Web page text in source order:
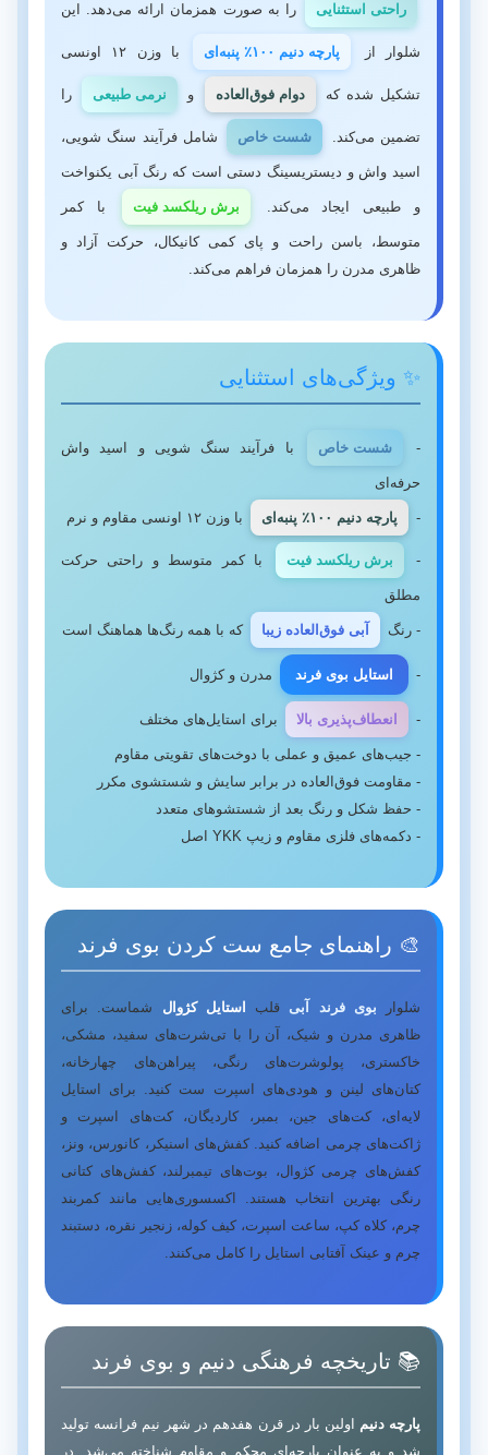
راحتی استثنایی را به صورت همزمان ارائه می‌دهد. این
شلوار از پارچه دنیم ۱۰۰٪ پنبه‌ای با وزن ۱۲ اونسی
تشکیل شده که دوام فوق‌العاده و نرمی طبیعی را
تضمین می‌کند. شست خاص شامل فرآیند سنگ شویی،
اسید واش و دیستریسینگ دستی است که رنگ آبی یکنواخت
و طبیعی ایجاد می‌کند. برش ریلکسد فیت با کمر
متوسط، باسن راحت و پای کمی کانیکال، حرکت آزاد و
ظاهری مدرن را همزمان فراهم می‌کند.
✨ ویژگی‌های استثنایی
- شست خاص با فرآیند سنگ شویی و اسید واش
حرفه‌ای
- پارچه دنیم ۱۰۰٪ پنبه‌ای با وزن ۱۲ اونسی مقاوم و نرم
- برش ریلکسد فیت با کمر متوسط و راحتی حرکت
مطلق
- رنگ آبی فوق‌العاده زیبا که با همه رنگ‌ها هماهنگ است
- استایل بوی فرند مدرن و کژوال
- انعطاف‌پذیری بالا برای استایل‌های مختلف
- جیب‌های عمیق و عملی با دوخت‌های تقویتی مقاوم
- مقاومت فوق‌العاده در برابر سایش و شستشوی مکرر
- حفظ شکل و رنگ بعد از شستشوهای متعدد
- دکمه‌های فلزی مقاوم و زیپ YKK اصل
🎨 راهنمای جامع ست کردن بوی فرند
شلوار بوی فرند آبی قلب استایل کژوال شماست. برای
ظاهری مدرن و شیک، آن را با تی‌شرت‌های سفید، مشکی،
خاکستری، پولوشرت‌های رنگی، پیراهن‌های چهارخانه،
کتان‌های لینن و هودی‌های اسپرت ست کنید. برای استایل
لایه‌ای، کت‌های جین، بمبر، کاردیگان، کت‌های اسپرت و
ژاکت‌های چرمی اضافه کنید. کفش‌های اسنیکر، کانورس، ونز،
کفش‌های چرمی کژوال، بوت‌های تیمبرلند، کفش‌های کتانی
رنگی بهترین انتخاب هستند. اکسسوری‌هایی مانند کمربند
چرم، کلاه کپ، ساعت اسپرت، کیف کوله، زنجیر نقره، دستبند
چرم و عینک آفتابی استایل را کامل می‌کنند.
📚 تاریخچه فرهنگی دنیم و بوی فرند
پارچه دنیم اولین بار در قرن هفدهم در شهر نیم فرانسه تولید
شد و به عنوان پارچه‌ای محکم و مقاوم شناخته می‌شد. در